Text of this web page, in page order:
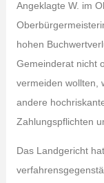
Angeklagte W. im
hohen
Gemeinderat nicht
vermeiden wollten,
andere
Zahlungspflichten
Das Landgericht